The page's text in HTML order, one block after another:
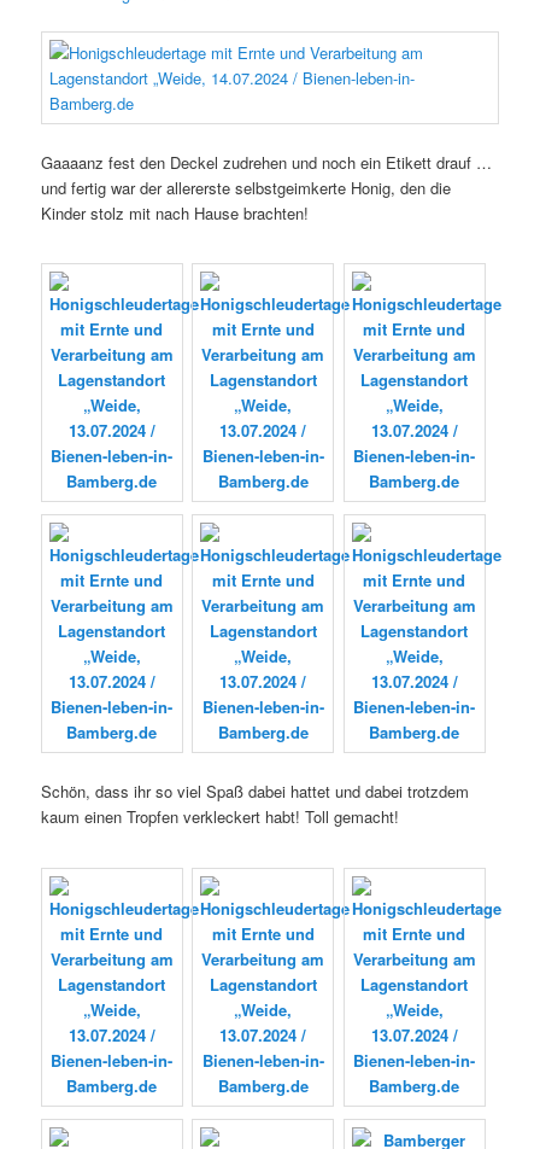
Gaaaanz fest den Deckel zudrehen und noch ein Etikett drauf …
und fertig war der allererste selbstgeimkerte Honig, den die
Kinder stolz mit nach Hause brachten!
Schön, dass ihr so viel Spaß dabei hattet und dabei trotzdem
kaum einen Tropfen verkleckert habt! Toll gemacht!